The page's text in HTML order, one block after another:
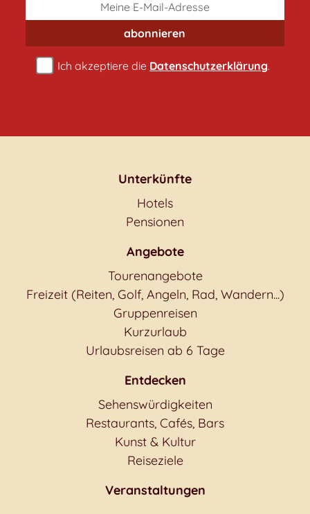
abonnieren
Ich akzeptiere die Datenschutzerklärung.
Unterkünfte
Hotels
Pensionen
Angebote
Tourenangebote
Freizeit (Reiten, Golf, Angeln, Rad, Wandern...)
Gruppenreisen
Kurzurlaub
Urlaubsreisen ab 6 Tage
Entdecken
Sehenswürdigkeiten
Restaurants, Cafés, Bars
Kunst & Kultur
Reiseziele
Veranstaltungen